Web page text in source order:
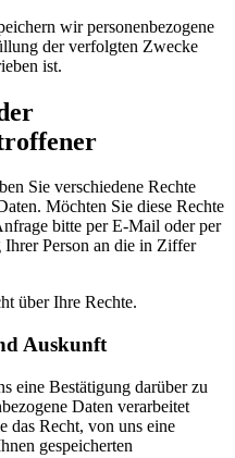
wir personenbezogene
der verfolgten Zwecke
ist.
Sie verschiedene Rechte
Möchten Sie diese Rechte
bitte per E-Mail oder per
Person an die in Ziffer
über Ihre Rechte.
Auskunft
eine Bestätigung darüber zu
Daten verarbeitet
das Recht, von uns eine
gespeicherten